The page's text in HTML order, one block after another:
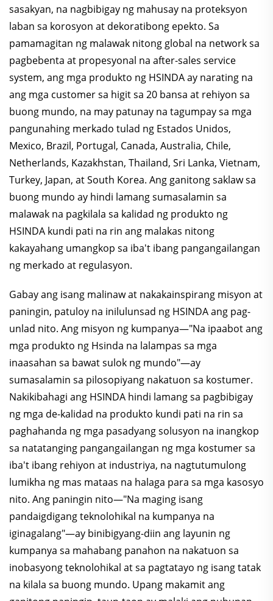
sasakyan, na nagbibigay ng mahusay na proteksyon
laban sa korosyon at dekoratibong epekto. Sa
pamamagitan ng malawak nitong global na network sa
pagbebenta at propesyonal na after-sales service
system, ang mga produkto ng HSINDA ay narating na
ang mga customer sa higit sa 20 bansa at rehiyon sa
buong mundo, na may patunay na tagumpay sa mga
pangunahing merkado tulad ng Estados Unidos,
Mexico, Brazil, Portugal, Canada, Australia, Chile,
Netherlands, Kazakhstan, Thailand, Sri Lanka, Vietnam,
Turkey, Japan, at South Korea. Ang ganitong saklaw sa
buong mundo ay hindi lamang sumasalamin sa
malawak na pagkilala sa kalidad ng produkto ng
HSINDA kundi pati na rin ang malakas nitong
kakayahang umangkop sa iba't ibang pangangailangan
ng merkado at regulasyon.
Gabay ang isang malinaw at nakakainspirang misyon at
paningin, patuloy na inilulunsad ng HSINDA ang pag-
unlad nito. Ang misyon ng kumpanya—"Na ipaabot ang
mga produkto ng Hsinda na lalampas sa mga
inaasahan sa bawat sulok ng mundo"—ay
sumasalamin sa pilosopiyang nakatuon sa kostumer.
Nakikibahagi ang HSINDA hindi lamang sa pagbibigay
ng mga de-kalidad na produkto kundi pati na rin sa
paghahanda ng mga pasadyang solusyon na inangkop
sa natatanging pangangailangan ng mga kostumer sa
iba't ibang rehiyon at industriya, na nagtutumulong
lumikha ng mas mataas na halaga para sa mga kasosyo
nito. Ang paningin nito—"Na maging isang
pandaigdigang teknolohikal na kumpanya na
iginagalang"—ay binibigyang-diin ang layunin ng
kumpanya sa mahabang panahon na nakatuon sa
inobasyong teknolohikal at sa pagtatayo ng isang tatak
na kilala sa buong mundo. Upang makamit ang